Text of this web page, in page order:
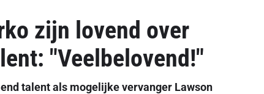
zijn lovend over
"Veelbelovend!"
talent als mogelijke vervanger Lawson